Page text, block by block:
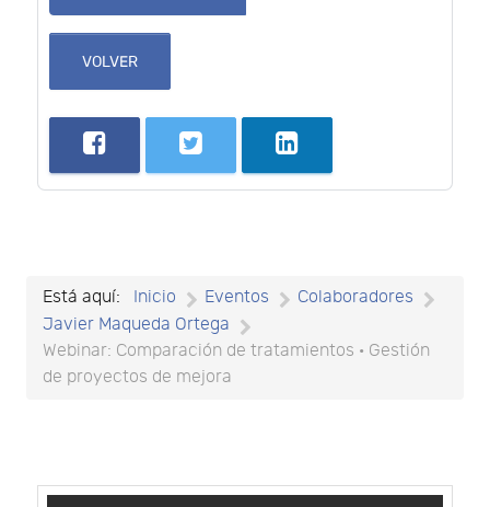
VOLVER
Está aquí: Inicio Eventos
Colaboradores
Javier Maqueda Ortega
Webinar: Comparación de tratamientos · Gestión
de proyectos de mejora